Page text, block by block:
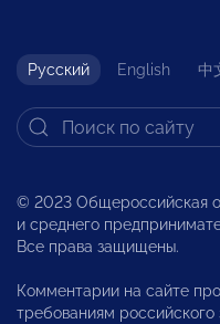
Русский English 中
© 2023 Общероссийская
и среднего
Все права защищены.
Комментарии на сайте
требованиям российского